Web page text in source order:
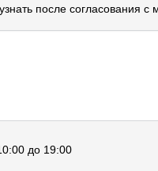
после согласования с
до 19:00